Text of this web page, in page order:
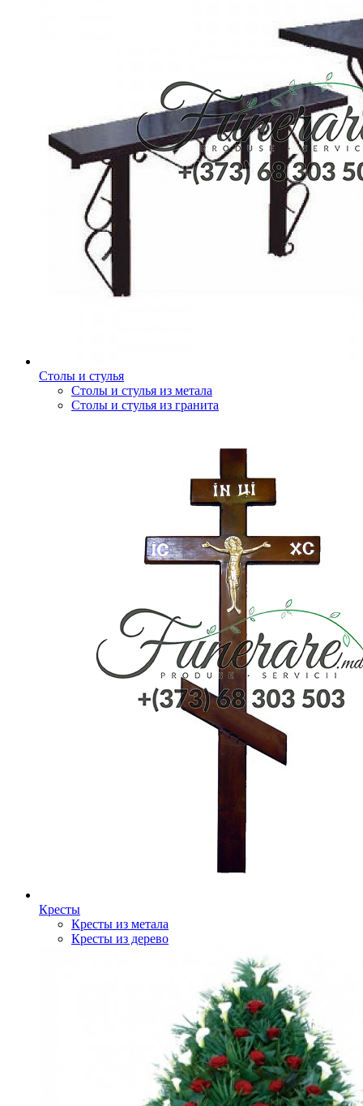
Столы и стулья
Столы и стулья из метала
Столы и стулья из гранита
Кресты
Кресты из метала
Кресты из дерево